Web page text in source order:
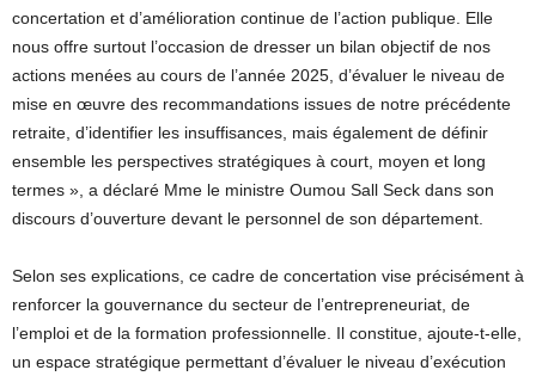
concertation et d’amélioration continue de l’action publique. Elle
nous offre surtout l’occasion de dresser un bilan objectif de nos
actions menées au cours de l’année 2025, d’évaluer le niveau de
mise en œuvre des recommandations issues de notre précédente
retraite, d’identifier les insuffisances, mais également de définir
ensemble les perspectives stratégiques à court, moyen et long
termes », a déclaré Mme le ministre Oumou Sall Seck dans son
discours d’ouverture devant le personnel de son département.
Selon ses explications, ce cadre de concertation vise précisément à
renforcer la gouvernance du secteur de l’entrepreneuriat, de
l’emploi et de la formation professionnelle. Il constitue, ajoute-t-elle,
un espace stratégique permettant d’évaluer le niveau d’exécution